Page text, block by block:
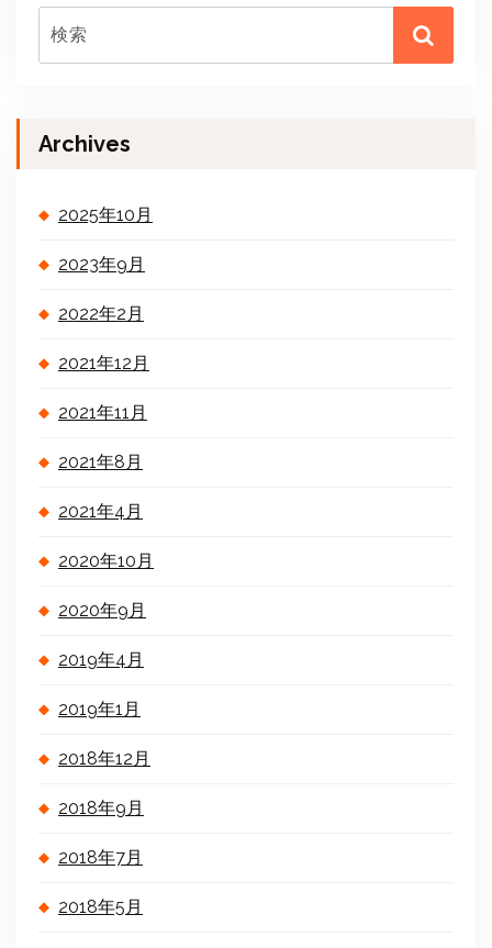
Archives
2025年10月
2023年9月
2022年2月
2021年12月
2021年11月
2021年8月
2021年4月
2020年10月
2020年9月
2019年4月
2019年1月
2018年12月
2018年9月
2018年7月
2018年5月